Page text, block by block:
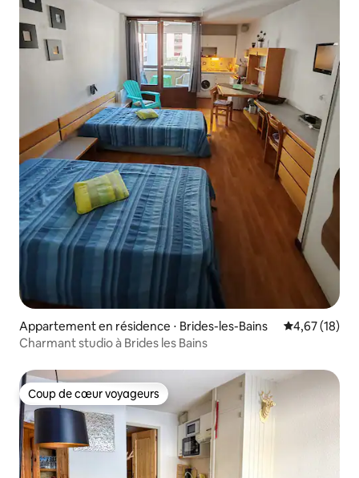
Appartement en résidence ⋅ Brides-les-Bains Évaluation
4,67 (18)
Charmant studio à Brides les Bains
Coup de cœur voyageurs
Coup de cœur voyageurs